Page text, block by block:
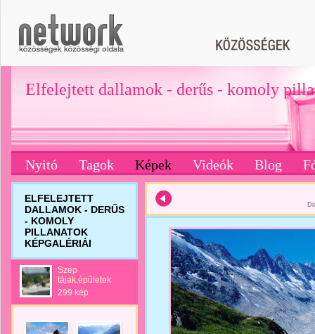
Elfelejtett dallamok - derűs - komoly
Nyitó Tagok Képek Videók Blog
ELFELEJTETT
DALLAMOK - DERŰS
- KOMOLY
PILLANATOK
KÉPGALÉRIÁI
Szép
tájak,épűletek
299 kép